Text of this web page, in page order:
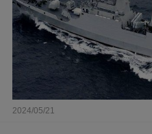
2024/05/21